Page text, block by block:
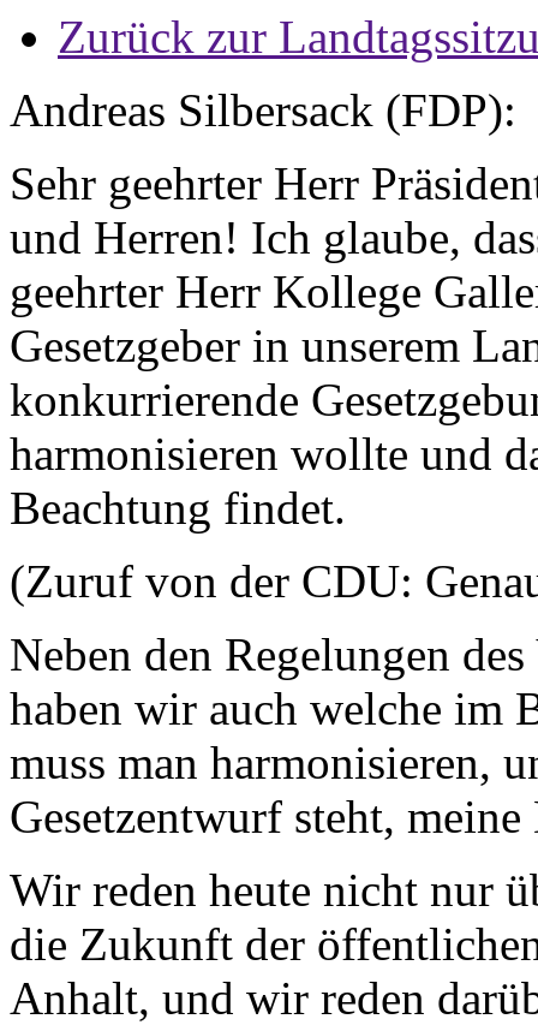
Zurück zur
Andreas Silbersack (FDP):
Sehr geehrter Herr
und Herren! Ich glaube,
geehrter Herr Kollege
Gesetzgeber in unserem
konkurrierende
harmonisieren wollte und
Beachtung findet.
(Zuruf von der CDU:
Neben den Regelungen
haben wir auch welche im
muss man harmonisieren,
Gesetzentwurf steht,
Wir reden heute nicht nur
die Zukunft der
Anhalt, und wir reden